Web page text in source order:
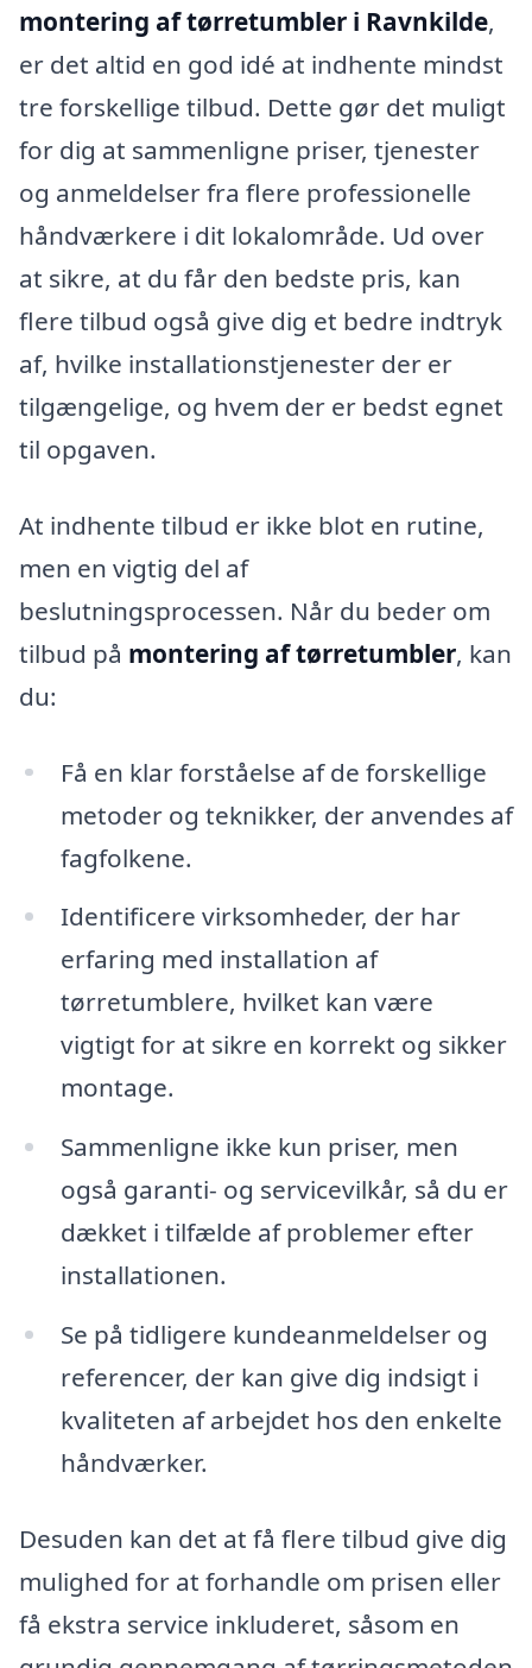
montering af tørretumbler i Ravnkilde,
er det altid en god idé at indhente mindst
tre forskellige tilbud. Dette gør det muligt
for dig at sammenligne priser, tjenester
og anmeldelser fra flere professionelle
håndværkere i dit lokalområde. Ud over
at sikre, at du får den bedste pris, kan
flere tilbud også give dig et bedre indtryk
af, hvilke installationstjenester der er
tilgængelige, og hvem der er bedst egnet
til opgaven.
At indhente tilbud er ikke blot en rutine,
men en vigtig del af
beslutningsprocessen. Når du beder om
tilbud på montering af tørretumbler, kan
du:
Få en klar forståelse af de forskellige
metoder og teknikker, der anvendes af
fagfolkene.
Identificere virksomheder, der har
erfaring med installation af
tørretumblere, hvilket kan være
vigtigt for at sikre en korrekt og sikker
montage.
Sammenligne ikke kun priser, men
også garanti- og servicevilkår, så du er
dækket i tilfælde af problemer efter
installationen.
Se på tidligere kundeanmeldelser og
referencer, der kan give dig indsigt i
kvaliteten af arbejdet hos den enkelte
håndværker.
Desuden kan det at få flere tilbud give dig
mulighed for at forhandle om prisen eller
få ekstra service inkluderet, såsom en